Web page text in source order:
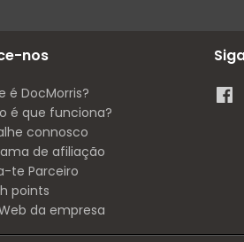
nos
é DocMorris?
é que funciona?
connosco
de afiliação
te Parceiro
points
da empresa